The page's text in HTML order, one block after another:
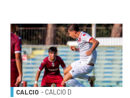
CALCIO - CALCIO D